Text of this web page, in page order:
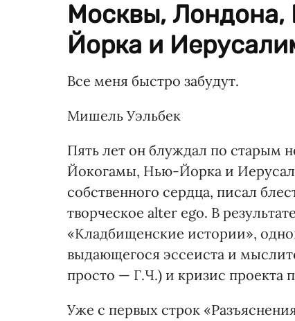
Москвы,
Йорка и
Все меня быстро забудут.
Мишель Уэльбек
Пять лет он блуждал по старым
Йокогамы, Нью-Йорка и
собственного сердца, писал
творческое alter ego. В
«Кладбищенские истории»,
выдающегося эссеиста и
просто — Г.Ч.) и кризис проекта
Уже с первых строк